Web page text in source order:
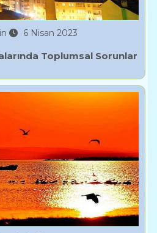
6 Nisan 2023
Toplumsal Sorunlar